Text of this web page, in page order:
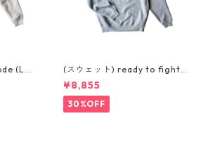
(L.G
(スウェット) ready to fight
(GREY)
¥8,855
30%OFF